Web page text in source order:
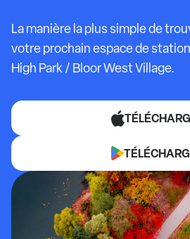
La manière la plus simple de
votre prochain espace de
High Park / Bloor West Village.